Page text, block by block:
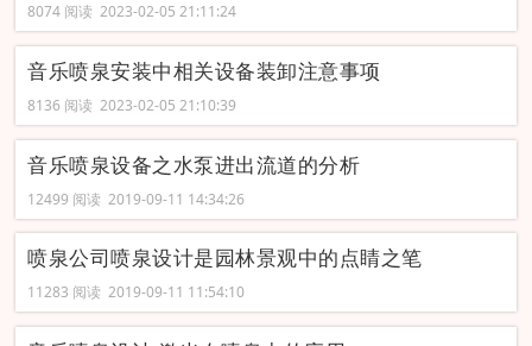
8074 阅读 2023-02-05 21:11:24
音乐喷泉安装中相关设备装卸注意事项
8136 阅读 2023-02-05 21:10:39
音乐喷泉设备之水泵进出流道的分析
12499 阅读 2019-09-11 14:34:26
喷泉公司喷泉设计是园林景观中的点睛之笔
11283 阅读 2019-09-11 11:54:10